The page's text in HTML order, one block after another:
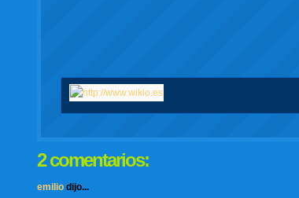
2 comentarios:
emilio dijo...